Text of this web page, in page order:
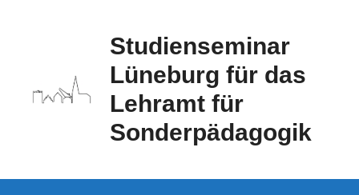
Studienseminar
Lüneburg für das
Lehramt für
Sonderpädagogik